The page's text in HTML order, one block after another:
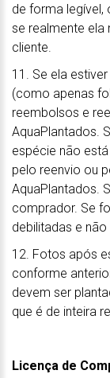
de forma legível,
se realmente ela
cliente.
11. Se ela
(como apenas
reembolsos e
AquaPlantados.
espécie não
pelo reenvio ou
AquaPlantados.
comprador. Se
debilitadas e não
12. Fotos após
conforme
devem ser
que é de inteira
Licença de